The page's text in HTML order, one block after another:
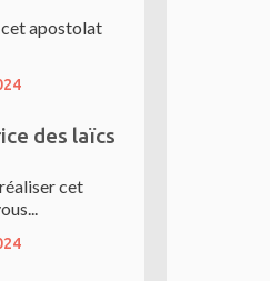
apostolat
des laïcs
cet